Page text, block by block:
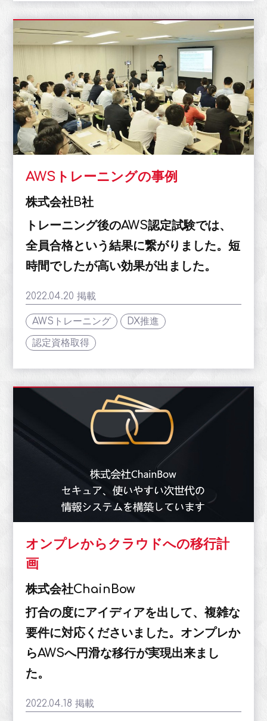
AWSトレーニングの事例
株式会社B社
トレーニング後のAWS認定試験では、
全員合格という結果に繋がりました。短
時間でしたが高い効果が出ました。
2022.04.20 掲載
AWSトレーニング
DX推進
認定資格取得
オンプレからクラウドへの移行計
画
株式会社ChainBow
打合の度にアイディアを出して、複雑な
要件に対応くださいました。オンプレか
らAWSへ円滑な移行が実現出来まし
た。
2022.04.18 掲載